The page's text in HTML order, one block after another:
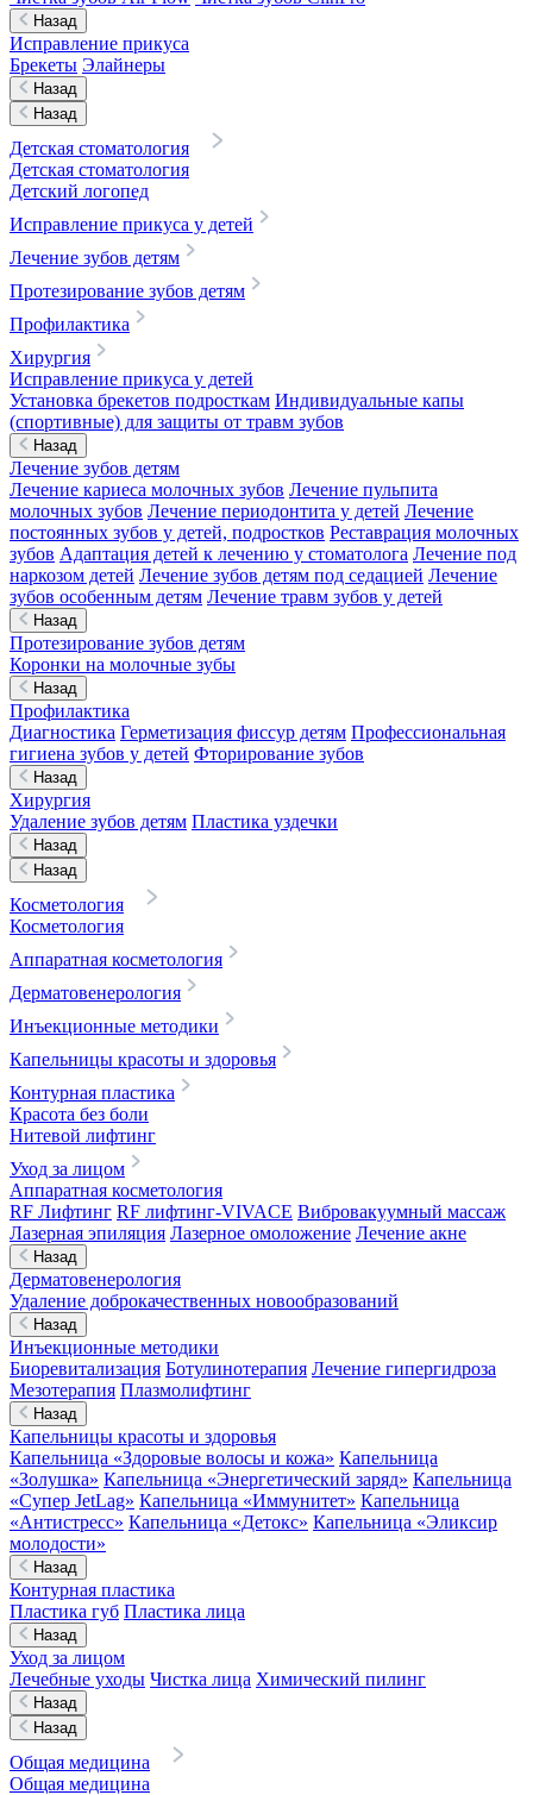
Назад
Исправление прикуса
Брекеты Элайнеры
Назад
Назад
Детская стоматология
Детская стоматология
Детский логопед
Исправление прикуса у детей
Лечение зубов детям
Протезирование зубов детям
Профилактика
Хирургия
Исправление прикуса у детей
Установка брекетов подросткам Индивидуальные капы
(спортивные) для защиты от травм зубов
Назад
Лечение зубов детям
Лечение кариеса молочных зубов Лечение пульпита
молочных зубов Лечение периодонтита у детей Лечение
постоянных зубов у детей, подростков Реставрация молочных
зубов Адаптация детей к лечению у стоматолога Лечение под
наркозом детей Лечение зубов детям под седацией Лечение
зубов особенным детям Лечение травм зубов у детей
Назад
Протезирование зубов детям
Коронки на молочные зубы
Назад
Профилактика
Диагностика Герметизация фиссур детям Профессиональная
гигиена зубов у детей Фторирование зубов
Назад
Хирургия
Удаление зубов детям Пластика уздечки
Назад
Назад
Косметология
Косметология
Аппаратная косметология
Дерматовенерология
Инъекционные методики
Капельницы красоты и здоровья
Контурная пластика
Красота без боли
Нитевой лифтинг
Уход за лицом
Аппаратная косметология
RF Лифтинг RF лифтинг-VIVACE Вибровакуумный массаж
Лазерная эпиляция Лазерное омоложение Лечение акне
Назад
Дерматовенерология
Удаление доброкачественных новообразований
Назад
Инъекционные методики
Биоревитализация Ботулинотерапия Лечение гипергидроза
Мезотерапия Плазмолифтинг
Назад
Капельницы красоты и здоровья
Капельница «Здоровые волосы и кожа» Капельница
«Золушка» Капельница «Энергетический заряд» Капельница
«Супер JetLag» Капельница «Иммунитет» Капельница
«Антистресс» Капельница «Детокс» Капельница «Эликсир
молодости»
Назад
Контурная пластика
Пластика губ Пластика лица
Назад
Уход за лицом
Лечебные уходы Чистка лица Химический пилинг
Назад
Назад
Общая медицина
Общая медицина